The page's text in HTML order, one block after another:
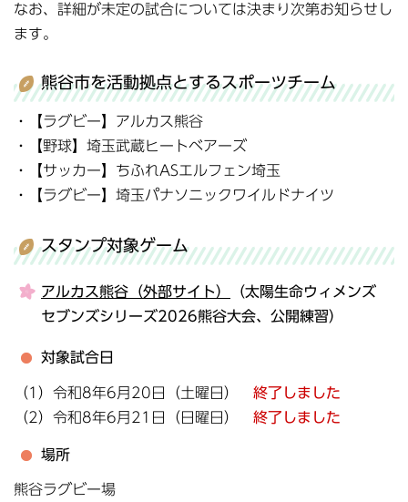
なお、詳細が未定の試合については決まり次第お知らせし
ます。
熊谷市を活動拠点とするスポーツチーム
・【ラグビー】アルカス熊谷
・【野球】埼玉武蔵ヒートベアーズ
・【サッカー】ちふれASエルフェン埼玉
・【ラグビー】埼玉パナソニックワイルドナイツ
スタンプ対象ゲーム
アルカス熊谷（外部サイト）
（太陽生命ウィメンズ
セブンズシリーズ2026熊谷大会、公開練習）
対象試合日
（1）令和8年6月20日（土曜日） 終了しました
（2）令和8年6月21日（日曜日） 終了しました
場所
熊谷ラグビー場